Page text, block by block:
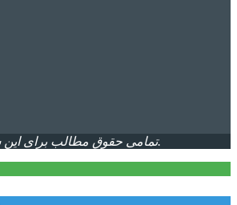
© تمامی حقوق مطالب برای این سایت محفوظ است.